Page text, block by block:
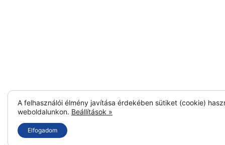
A felhasználói élmény javítása érdekében sütiket (cookie)
weboldalunkon. Beállítások »
Elfogadom